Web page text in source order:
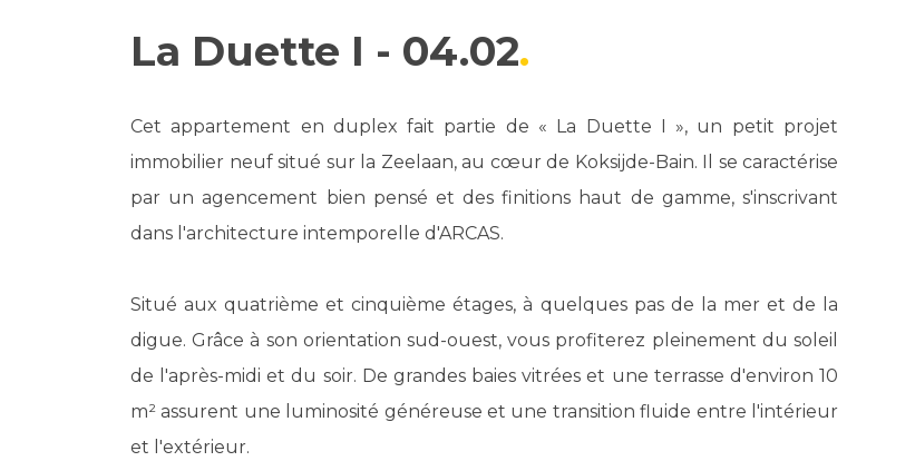
La Duette I - 04.02
Cet appartement en duplex fait partie de « La Duette I », un petit projet
immobilier neuf situé sur la Zeelaan, au cœur de Koksijde-Bain. Il se caractérise
par un agencement bien pensé et des finitions haut de gamme, s'inscrivant
dans l'architecture intemporelle d'ARCAS.
Situé aux quatrième et cinquième étages, à quelques pas de la mer et de la
digue. Grâce à son orientation sud-ouest, vous profiterez pleinement du soleil
de l'après-midi et du soir. De grandes baies vitrées et une terrasse d'environ 10
m² assurent une luminosité généreuse et une transition fluide entre l'intérieur
et l'extérieur.